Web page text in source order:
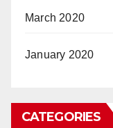
March 2020
January 2020
CATEGORIES